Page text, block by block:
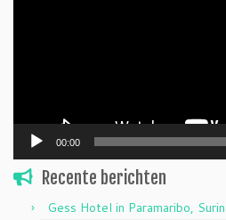
00:00
Recente berichten
Gess Hotel in Paramaribo,